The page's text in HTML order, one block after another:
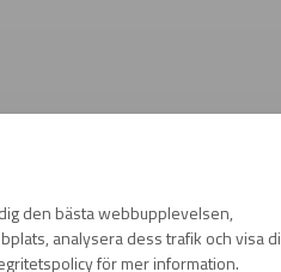
den bästa webbupplevelsen,
analysera dess trafik och visa
för mer information.